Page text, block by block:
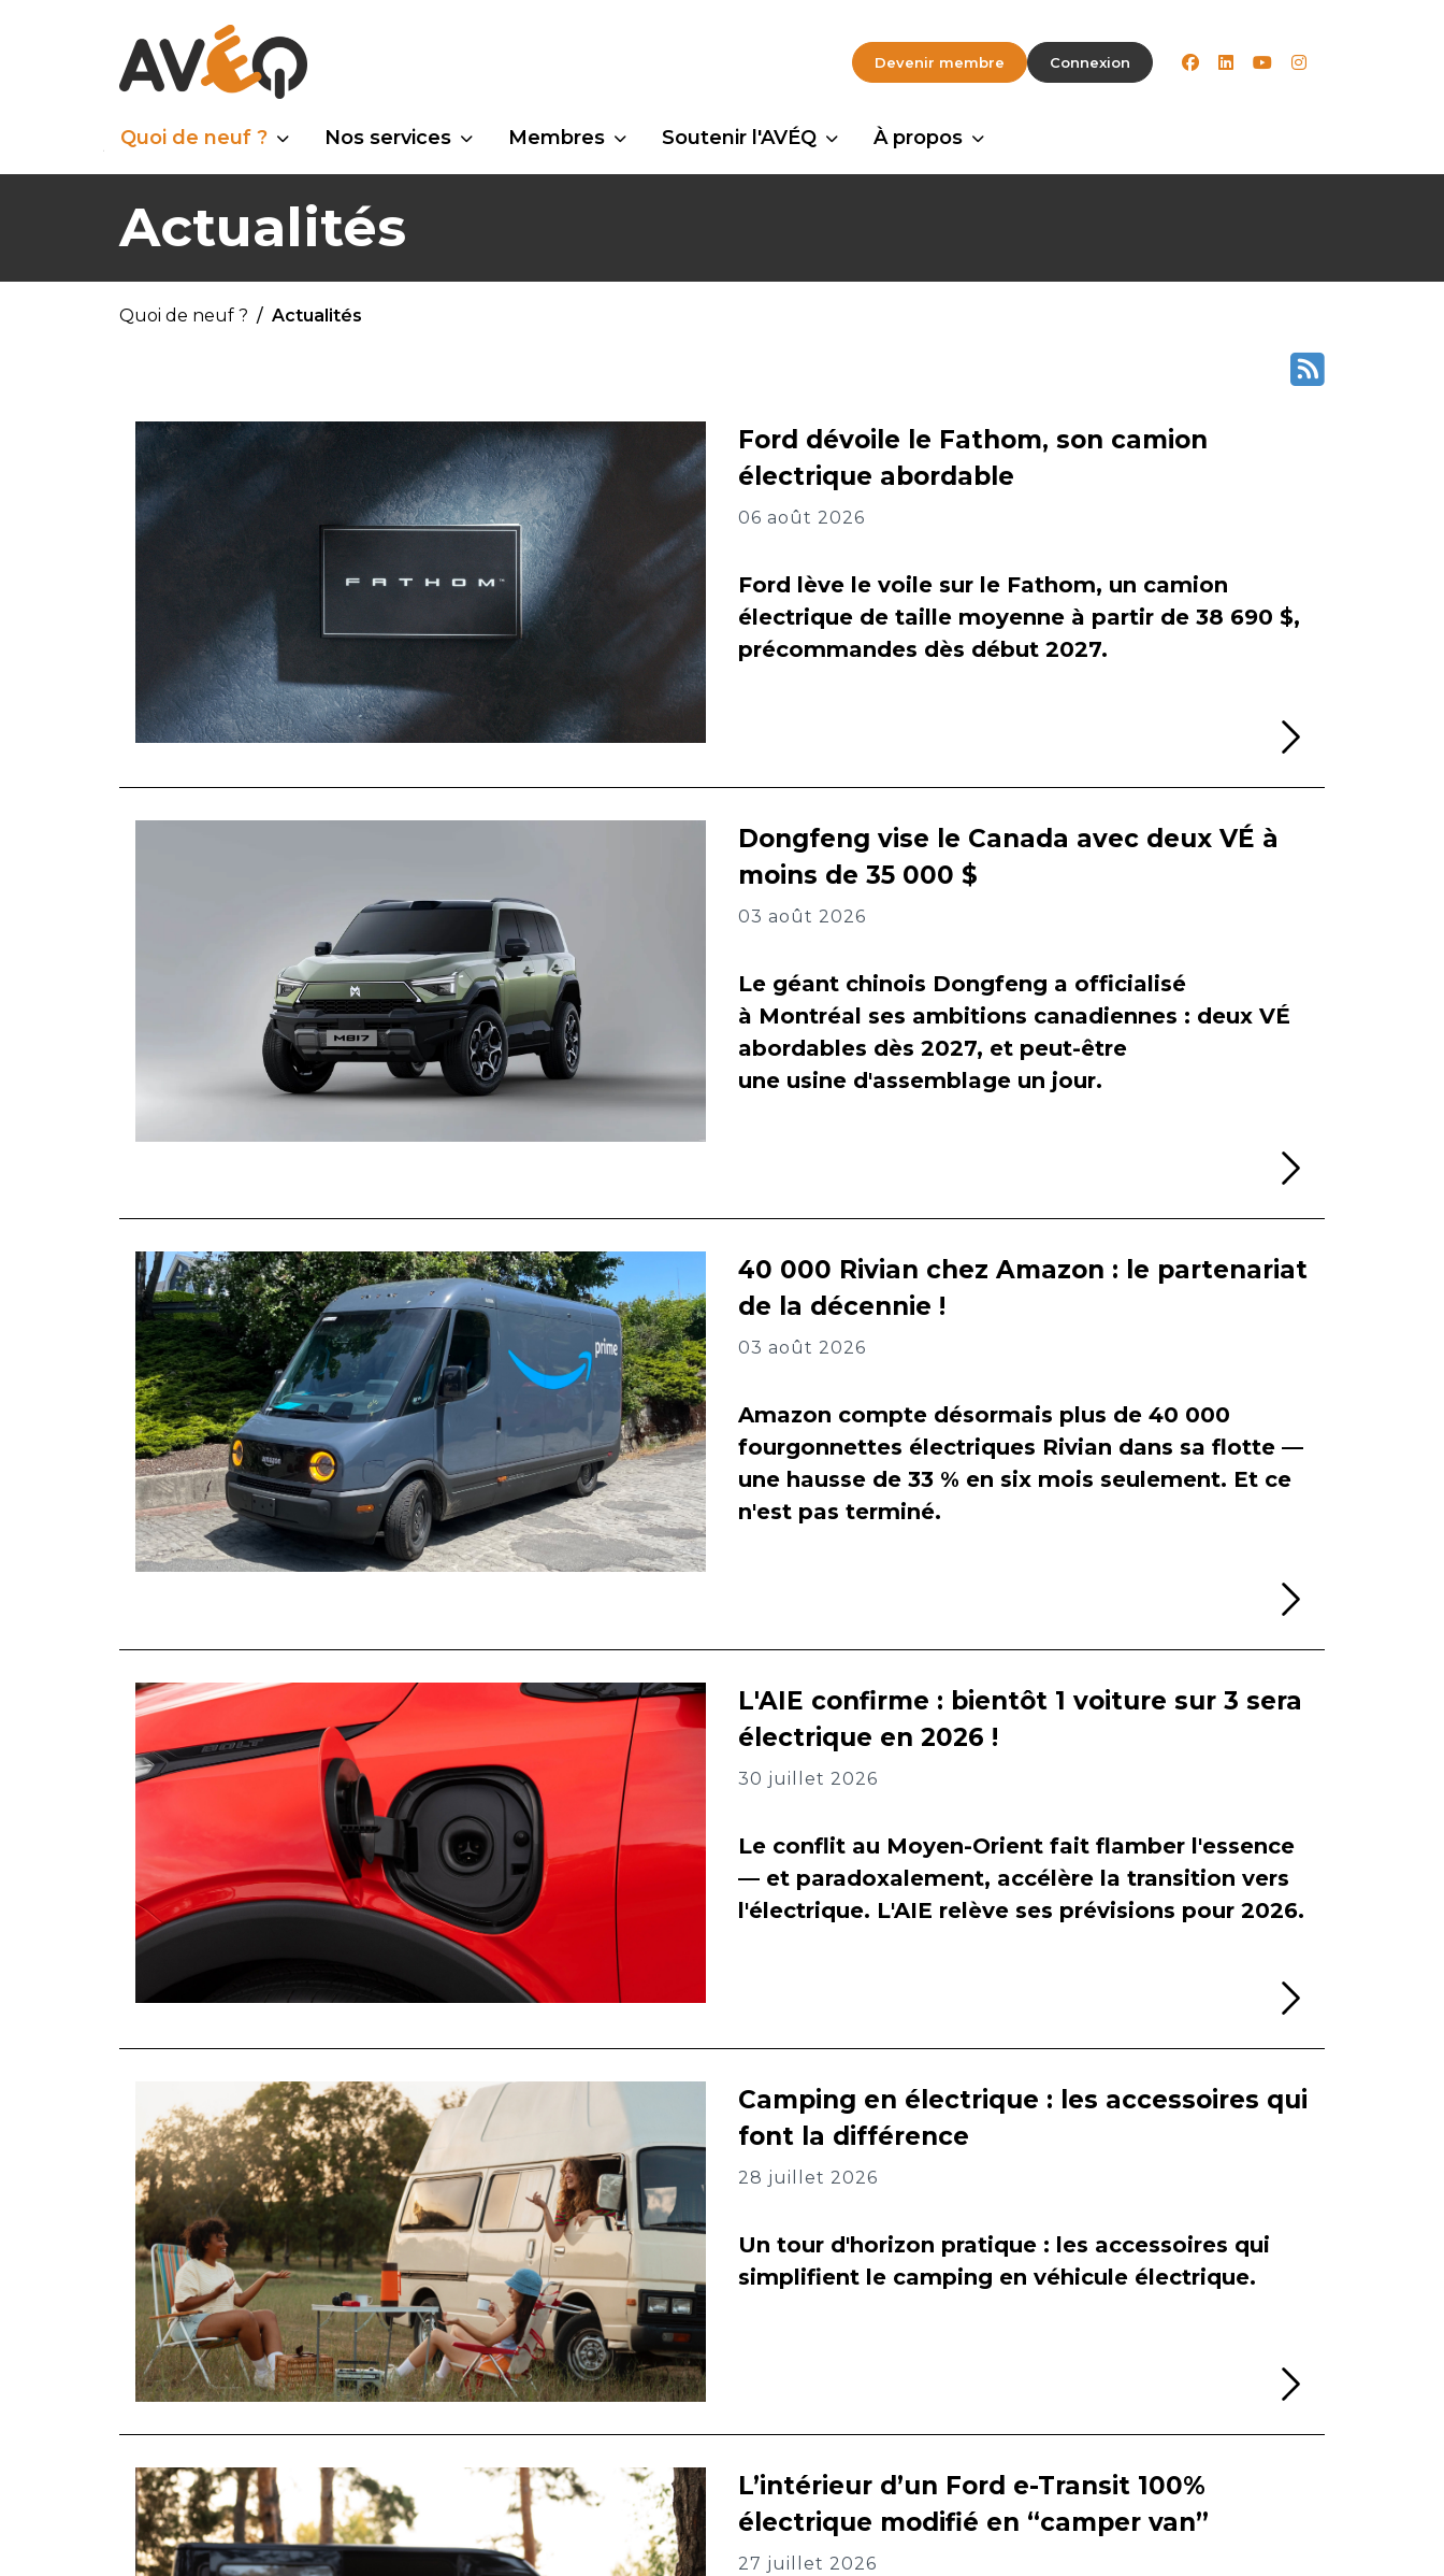
Devenir membre Connexion facebook
linkedinyoutubeinstagram
Quoi de neuf ? Nos services Membres Soutenir l'AVÉQ À propos
Actualités
Quoi de neuf ? Actualités
Ford dévoile le Fathom, son camion
électrique abordable
06 août 2026
Ford lève le voile sur le Fathom, un camion
électrique de taille moyenne à partir de 38 690 $,
précommandes dès début 2027.
Dongfeng vise le Canada avec deux VÉ à
moins de 35 000 $
03 août 2026
Le géant chinois Dongfeng a officialisé
à Montréal ses ambitions canadiennes : deux VÉ
abordables dès 2027, et peut-être
une usine d'assemblage un jour.
40 000 Rivian chez Amazon : le partenariat
de la décennie !
03 août 2026
Amazon compte désormais plus de 40 000
fourgonnettes électriques Rivian dans sa flotte —
une hausse de 33 % en six mois seulement. Et ce
n'est pas terminé.
L'AIE confirme : bientôt 1 voiture sur 3 sera
électrique en 2026 !
30 juillet 2026
Le conflit au Moyen-Orient fait flamber l'essence
— et paradoxalement, accélère la transition vers
l'électrique. L'AIE relève ses prévisions pour 2026.
Camping en électrique : les accessoires qui
font la différence
28 juillet 2026
Un tour d'horizon pratique : les accessoires qui
simplifient le camping en véhicule électrique.
L’intérieur d’un Ford e-Transit 100%
électrique modifié en “camper van”
27 juillet 2026